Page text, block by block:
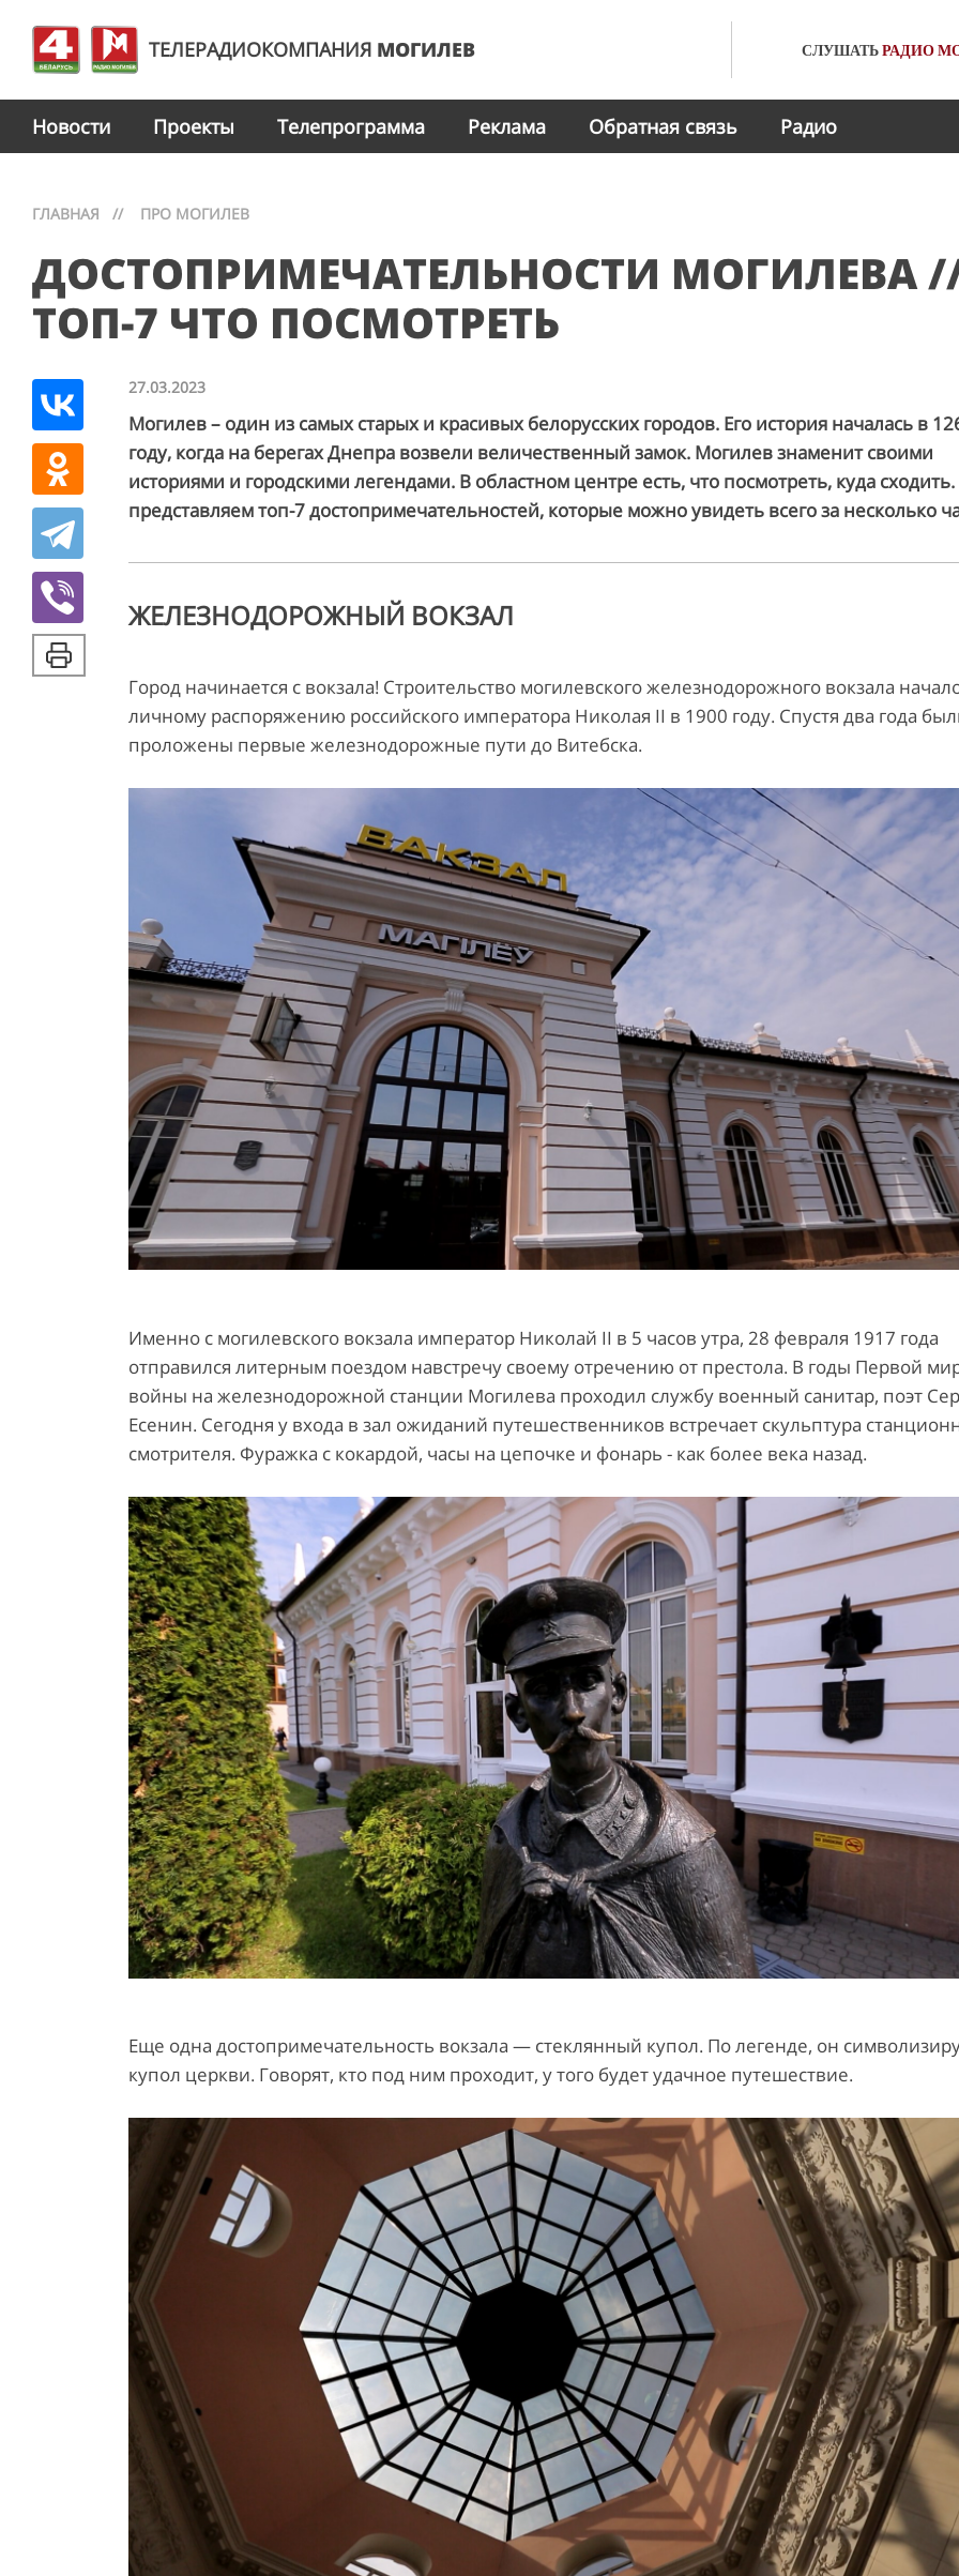
ТЕЛЕРАДИОКОМПАНИЯ МОГИЛЕВ СЛУШАТЬРАДИО
Новости Проекты Телепрограмма Реклама Обратная связь Радио
ГЛАВНАЯ // ПРО МОГИЛЕВ
ДОСТОПРИМЕЧАТЕЛЬНОСТИ МОГИЛЕВА
ТОП-7 ЧТО ПОСМОТРЕТЬ
27.03.2023
Могилев – один из самых старых и красивых белорусских городов. Его история началась в
году, когда на берегах Днепра возвели величественный замок. Могилев знаменит своими
историями и городскими легендами. В областном центре есть, что посмотреть, куда
представляем топ-7 достопримечательностей, которые можно увидеть всего за несколько
ЖЕЛЕЗНОДОРОЖНЫЙ ВОКЗАЛ
Город начинается с вокзала! Строительство могилевского железнодорожного вокзала
личному распоряжению российского императора Николая II в 1900 году. Спустя два года
проложены первые железнодорожные пути до Витебска.
Именно с могилевского вокзала император Николай II в 5 часов утра, 28 февраля 1917 года
отправился литерным поездом навстречу своему отречению от престола. В годы Первой
войны на железнодорожной станции Могилева проходил службу военный санитар, поэт
Есенин. Сегодня у входа в зал ожиданий путешественников встречает скульптура
смотрителя. Фуражка с кокардой, часы на цепочке и фонарь - как более века назад.
Еще одна достопримечательность вокзала — стеклянный купол. По легенде, он
купол церкви. Говорят, кто под ним проходит, у того будет удачное путешествие.